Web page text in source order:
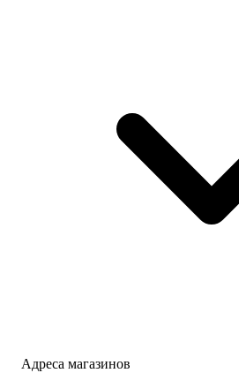
Адреса магазинов